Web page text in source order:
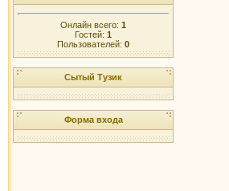
Онлайн всего: 1
Гостей: 1
Пользователей: 0
Сытый Тузик
Форма входа